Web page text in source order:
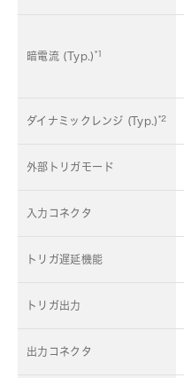
暗電流 (Typ.)*1
ダイナミックレンジ (Typ.)*2
外部トリガモード
入力コネクタ
トリガ遅延機能
トリガ出力
出力コネクタ